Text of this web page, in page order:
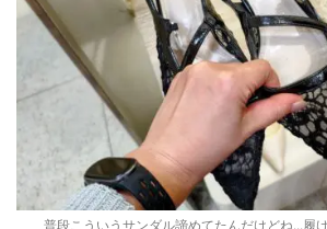
普段こういうサンダル諦めてたんだけどね...履